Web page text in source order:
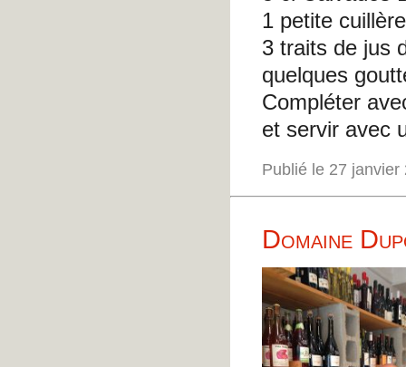
1 petite
3 traits de jus
quelques
Compléter
et servir avec
Publié le 27
Domaine